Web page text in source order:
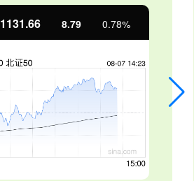
1131.66 8.79 0.78%